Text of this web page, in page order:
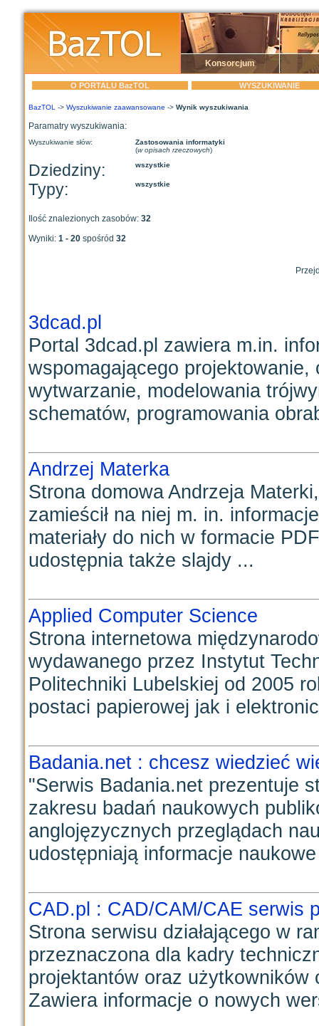
Konsorcjum
O PORTALU BazTOL WYSZUKIWANIE
BazTOL -> Wyszukiwanie zaawansowane -> Wynik wyszukiwania
Paramatry wyszukiwania:
Wyszukiwanie słów:
Zastosowania informatyki
(w opisach rzeczowych)
Dziedziny: wszystkie
Typy: wszystkie
Ilość znalezionych zasobów: 32
Wyniki: 1 - 20 spośród 32
3dcad.pl
Portal 3dcad.pl zawiera m.in.
wspomagającego
wytwarzanie, modelowania
schematów, programowania
Andrzej Materka
Strona domowa Andrzeja
zamieścił na niej m. in.
materiały do nich w formacie
udostępnia także slajdy ...
Applied Computer Science
Strona internetowa
wydawanego przez Instytut
Politechniki Lubelskiej od 2005
postaci papierowej jak i
Badania.net : chcesz wiedzieć
"Serwis Badania.net prezentuje
zakresu badań naukowych
anglojęzycznych przeglądach
udostępniają informacje
CAD.pl : CAD/CAM/CAE serwis
Strona serwisu działającego w
przeznaczona dla kadry
projektantów oraz
Zawiera informacje o nowych